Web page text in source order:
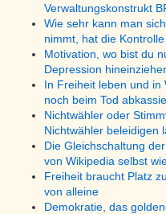
Verwaltungskonstrukt
Wie sehr kann man
nimmt, hat die
Motivation, wo bist du
Depression
In Freiheit leben und in
noch beim Tod
Nichtwähler oder
Nichtwähler beleidigen
Die Gleichschaltung
von Wikipedia selbst
Freiheit braucht Platz
von alleine
Demokratie, das